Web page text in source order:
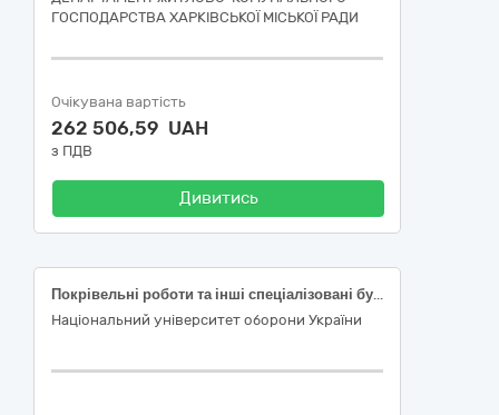
ГОСПОДАРСТВА ХАРКІВСЬКОЇ МІСЬКОЇ РАДИ
Очікувана вартість
262 506,59 UAH
з ПДВ
Дивитись
Покрівельні роботи та інші спеціалізовані будівельні роботи (згідно державного класифікатора продукції та послуг ДК 021:2015), КНУ «Настанова з визначення вартості будівництва»
Національний університет оборони України